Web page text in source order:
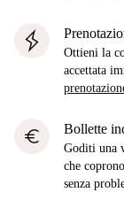
Ottieni la
accettata
euro Bollette
Goditi una
che
senza